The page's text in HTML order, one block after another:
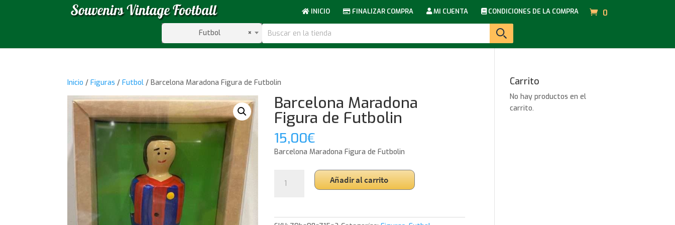
INICIO FINALIZAR COMPRA MI CUENTA CONDICIONES DE LA COMPRA 0
×
Futbol
Inicio /Figuras /Futbol / Barcelona Maradona Figura de Futbolin
Barcelona Maradona
Figura de Futbolin
15,00€
Barcelona Maradona Figura de Futbolin
Maradona
Futbolin
Añadir al carrito
Carrito
No hay productos en el
carrito.